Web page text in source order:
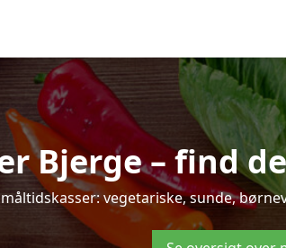
Bjerge – find
vegetariske, sunde,